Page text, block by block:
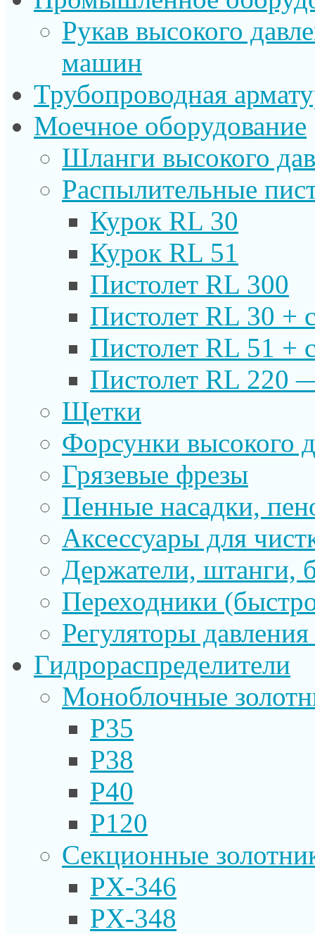
Рукав высокого
машин
Трубопроводная
Моечное оборудование
Шланги высокого
Распылительные
Курок RL 30
Курок RL 51
Пистолет RL 300
Пистолет RL 30 +
Пистолет RL 51 +
Пистолет RL 220
Щетки
Форсунки высокого
Грязевые фрезы
Пенные насадки,
Аксессуары для
Держатели, штанги,
Переходники
Регуляторы
Гидрораспределители
Моноблочные
P35
P38
P40
P120
Секционные
PX-346
PX-348